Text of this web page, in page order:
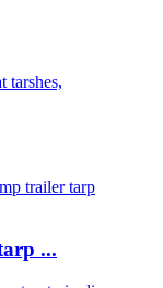
...